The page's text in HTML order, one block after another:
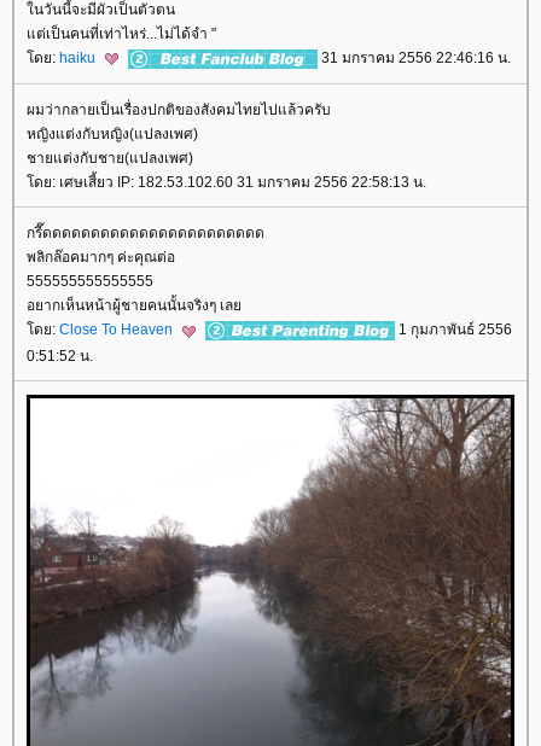
นวันนี้จะมีผัวเป็นตัวตน
ต่เป็นคนที่เท่าไหร่...ไม่ได้จำ "
ดย: haiku 31 มกราคม 2556 22:46:16 น.
ผมว่ากลายเป็นเรื่องปกติของสังคมไทยไปแล้วครับ
หญิงแต่งกับหญิง(แปลงเพศ)
ชายแต่งกับชาย(แปลงเพศ)
ดย: เศษเสี้ยว IP: 182.53.102.60 31 มกราคม 2556 22:58:13 น.
กรี๊ดดดดดดดดดดดดดดดดดดดดดดด
พลิกล๊อคมากๆ ค่ะคุณต่อ
555555555555555
อยากเห็นหน้าผู้ชายคนนั้นจริงๆ เล
ดย: Close To Heaven
1 กุมภาพันธ์ 2556
0:51:52 น.